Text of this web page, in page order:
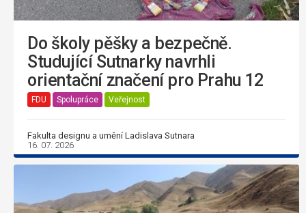
Do školy pěšky a bezpečně.
Studující Sutnarky navrhli
orientační značení pro Prahu 12
FDU Spolupráce Veřejnost
Fakulta designu a umění Ladislava Sutnara
16. 07. 2026